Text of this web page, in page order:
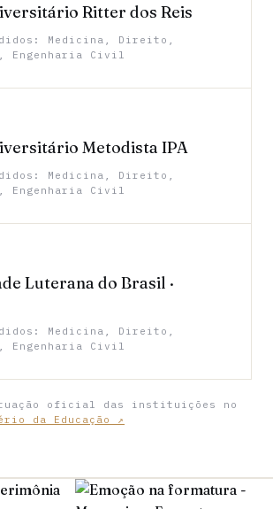
Ritter dos Reis
Medicina, Direito,
Engenharia Civil
Metodista IPA
Medicina, Direito,
Engenharia Civil
Luterana do Brasil ·
Medicina, Direito,
Engenharia Civil
oficial das instituições no
da Educação ↗